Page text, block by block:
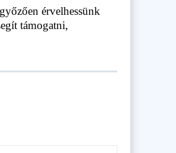
érvelhessünk
támogatni,